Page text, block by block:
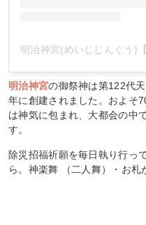
明治神宮の御祭神は第122代
年に創建されました。およそ
は神気に包まれ、大都会の中
す。
除災招福祈願を毎日執り行っ
ら。神楽舞 （二人舞）・お札